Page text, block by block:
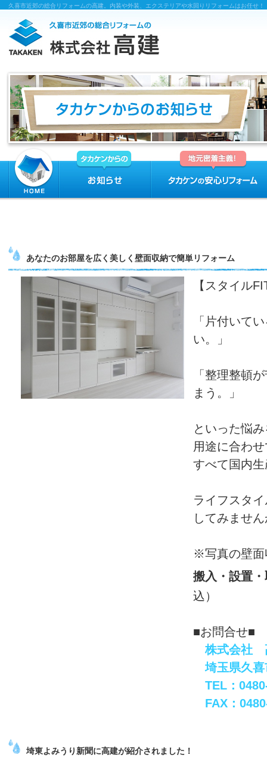
久喜市近郊の総合リフォームの高建。内装や外装、エクステリアや水回りリフォームはお任せ！
あなたのお部屋を広く美しく壁面収納で簡単リフォーム
【スタイル
「片付いて
い。」
「整理整頓
まう。」
といった悩
用途に合わ
すべて国内
ライフスタ
してみませ
※写真の壁面
搬入・設置
込）
■お問合せ■
株式会社
埼玉県久
TEL：
FAX：
埼東よみうり新聞に高建が紹介されました！